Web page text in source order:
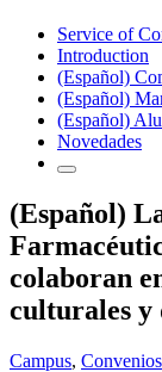
Service of
Introduction
(Español)
(Español)
(Español)
Novedades
(Español)
colaboran
culturales y
Campus, Convenios